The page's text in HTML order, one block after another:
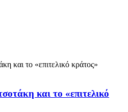
και το «επιτελικό